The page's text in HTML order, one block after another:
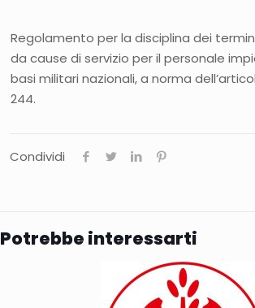
Regolamento per la disciplina dei
da cause di servizio per il personale
basi militari nazionali, a norma
244.
Condividi
Potrebbe interessarti